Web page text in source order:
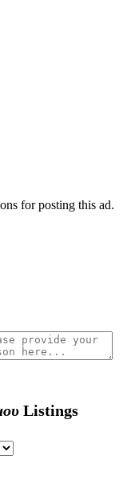
for posting this ad.
Listings